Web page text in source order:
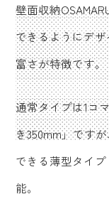
壁面収納
できるようにデ
富さが特徴です。
通常タイプは1コ
き350mm」です
できる薄型タイ
能。